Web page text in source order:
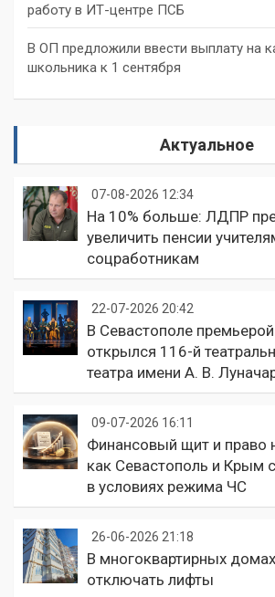
работу в ИТ-центре ПСБ
В ОП предложили ввести выплату на
школьника к 1 сентября
Актуальное
07-08-2026 12:34
На 10% больше: ЛДПР
увеличить пенсии
соцработникам
22-07-2026 20:42
В Севастополе
открылся 116-й
театра имени А. В.
09-07-2026 16:11
Финансовый щит и право
как Севастополь и Крым
в условиях режима ЧС
26-06-2026 21:18
В многоквартирных
отключать лифты